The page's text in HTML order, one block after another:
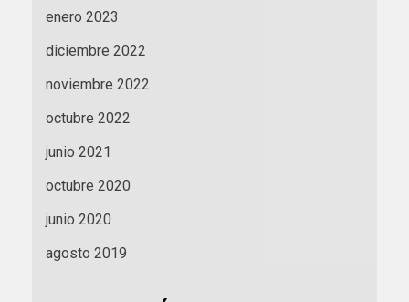
enero 2023
diciembre 2022
noviembre 2022
octubre 2022
junio 2021
octubre 2020
junio 2020
agosto 2019